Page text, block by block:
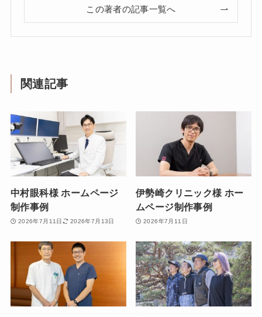
この著者の記事一覧へ
関連記事
中村眼科様 ホームページ
制作事例
2026年7月11日 2026年7月13日
伊勢崎クリニック様 ホー
ムページ制作事例
2026年7月11日